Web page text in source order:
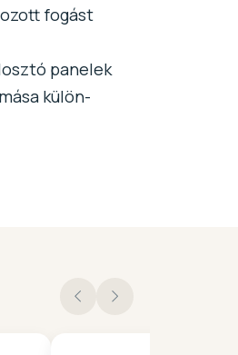
fogást
panelek
külön-